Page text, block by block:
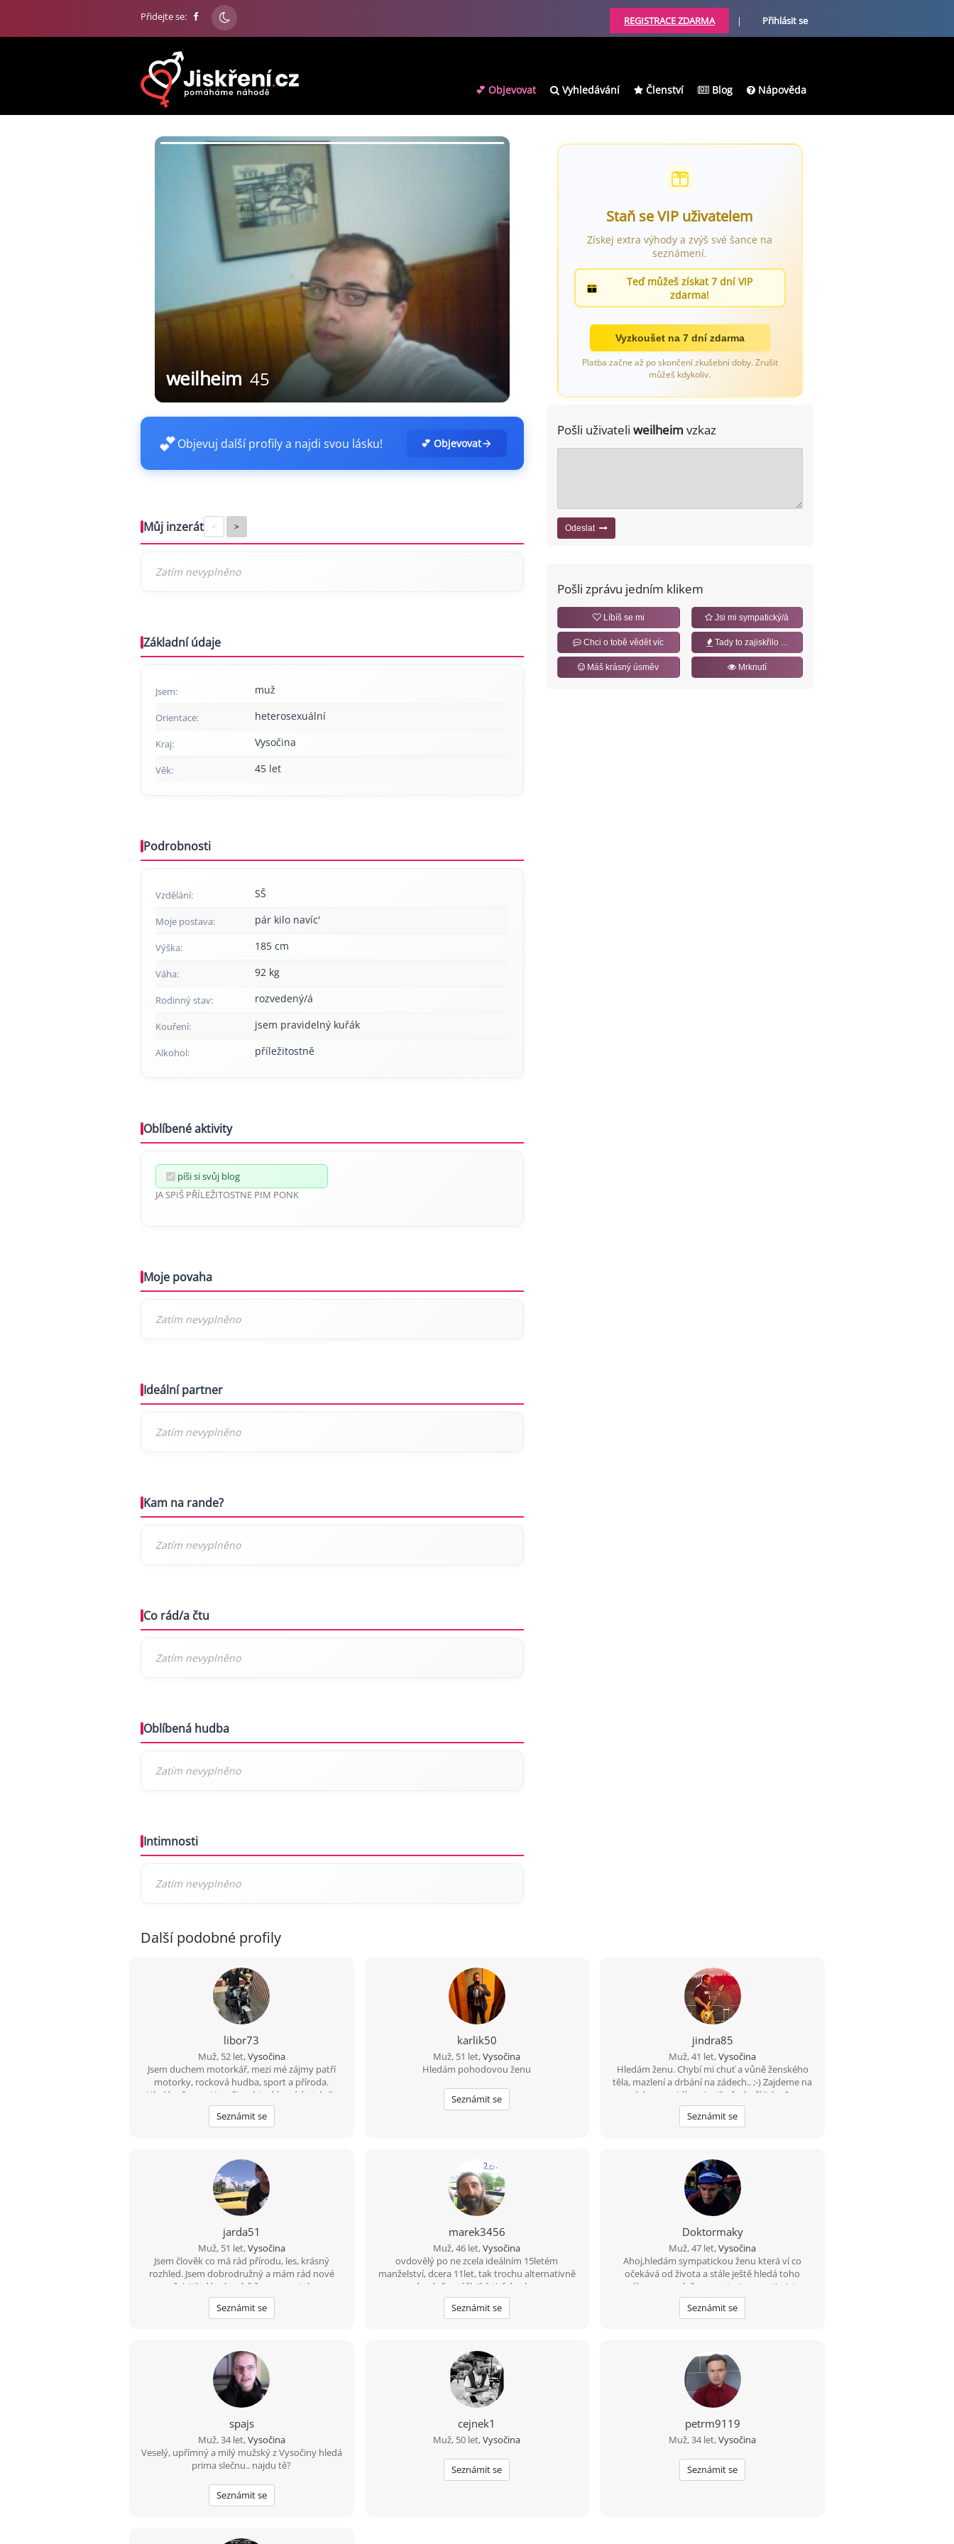
Přidejte se: REGISTRACE ZDARMA | Přihlásit se
💕 Objevovat Vyhledávání Členství Blog Nápověda
weilheim 45
💕Objevuj další profily a najdi svou lásku! 💕 Objevovat
Můj inzerát < >
Základní údaje
Jsem: muž
Orientace: heterosexuální
Kraj: Vysočina
Věk: 45 let
Podrobnosti
Vzdělání: SŠ
Moje postava: pár kilo navíc'
Výška: 185 cm
Váha: 92 kg
Rodinný stav: rozvedený/á
Kouření: jsem pravidelný kuřák
Alkohol: příležitostně
Oblíbené aktivity
píši si svůj blog
JA SPIŠ PŘÍLEŽITOSTNE PIM PONK
Moje povaha
Ideální partner
Kam na rande?
Co rád/a čtu
Oblíbená hudba
Intimnosti
Staň se VIP uživatelem
Získej extra výhody a zvýš své šance na
seznámení.
Teď můžeš získat 7 dní VIP
zdarma!
Vyzkoušet na 7 dní zdarma
Platba začne až po skončení zkušební doby. Zrušit
můžeš kdykoliv.
Pošli uživateli weilheim vzkaz
Odeslat
Pošli zprávu jedním klikem
Líbíš se mi Jsi mi sympatický/á
Chci o tobě vědět víc Tady to zajiskřilo ...
Máš krásný úsměv Mrknutí
Další podobné profily
libor73
Muž, 52 let,Vysočina
Jsem duchem motorkář, mezi mé zájmy patří
motorky, rocková hudba, sport a příroda.
Hledám ženu z Vysočiny, která by ráda trávila
čas na vesnici.
Seznámit se
karlik50
Muž, 51 let,Vysočina
Hledám pohodovou ženu
Seznámit se
jindra85
Muž, 41 let,Vysočina
Hledám ženu. Chybí mi chuť a vůně ženského
těla, mazlení a drbání na zádech.. ;-) Zajdeme na
kávu a uvidíme, jestli přeskočí jiskra?
Seznámit se
jarda51
Muž, 51 let,Vysočina
Jsem člověk co má rád přírodu, les, krásný
rozhled. Jsem dobrodružný a mám rád nové
věci. Hledám k sobě ženu na vztah.
Seznámit se
marek3456
Muž, 46 let,Vysočina
ovdovělý po ne zcela ideálním 15letém
manželství, dcera 11let, tak trochu alternativně
a pronárodně smýšlející, tj. fráze konzum a
úspěch již se mě tak úplně netýkají, přírodu a
výlety milující, místem nynějšího pobytu se
Seznámit se
Doktormaky
Muž, 47 let,Vysočina
Ahoj,hledám sympatickou ženu která ví co
očekává od života a stále ještě hledá toho
prvého pro společnou cestu.Jsem optimista a
věřím že někde jsi...
Seznámit se
spajs
Muž, 34 let,Vysočina
Veselý, upřímný a milý mužský z Vysočiny hledá
prima slečnu.. najdu tě?
Seznámit se
cejnek1
Muž, 50 let,Vysočina
Seznámit se
petrm9119
Muž, 34 let,Vysočina
Seznámit se